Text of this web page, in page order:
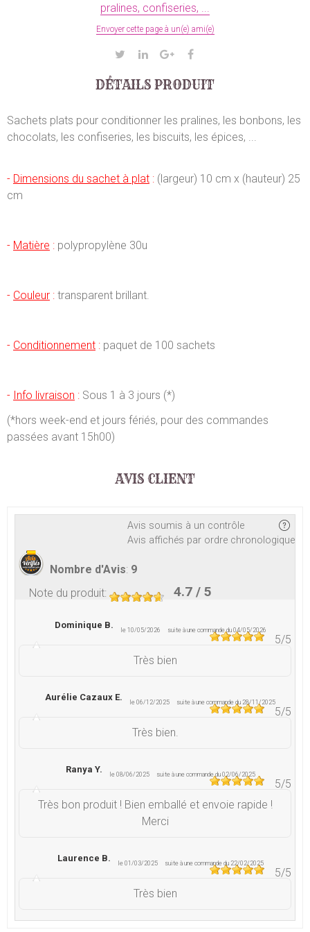
pralines, confiseries, ...
Envoyer cette page à un(e) ami(e)
DÉTAILS PRODUIT
Sachets plats pour conditionner les pralines, les bonbons, les
chocolats, les confiseries, les biscuits, les épices, ...
- Dimensions du sachet à plat : (largeur) 10 cm x (hauteur) 25
cm
- Matière : polypropylène 30u
- Couleur : transparent brillant.
- Conditionnement : paquet de 100 sachets
- Info livraison : Sous 1 à 3 jours (*)
(*hors week-end et jours fériés, pour des commandes
passées avant 15h00)
AVIS CLIENT
Avis soumis à un contrôle
Avis affichés par ordre chronologique
Nombre d'Avis: 9
Note du produit: 4.7 / 5
Dominique B. le 10/05/2026 suite à une commande du 04/05/2026
5/5
Très bien
Aurélie Cazaux E. le 06/12/2025 suite à une commande du 28/11/2025
5/5
Très bien.
Ranya Y. le 08/06/2025 suite à une commande du 02/06/2025
5/5
Très bon produit ! Bien emballé et envoie rapide !
Merci
Laurence B. le 01/03/2025 suite à une commande du 22/02/2025
5/5
Très bien